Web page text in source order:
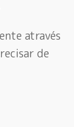
através
de